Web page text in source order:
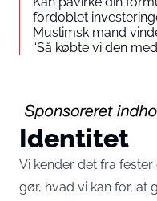
fordoblet
Muslimsk mand
“Så købte vi den
Identitet
Vi kender det fra
gør, hvad vi kan for, at